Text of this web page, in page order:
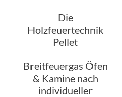
Die
Holzfeuertechnik
Pellet
Variable mit dem
Brennstoff
Breitfeuergas Öfen
& Kamine nach
individueller